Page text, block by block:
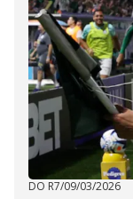
DO R7/09/03/2026